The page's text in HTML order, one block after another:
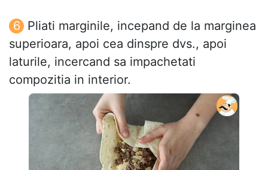
Pliati marginile, incepand de la marginea
superioara, apoi cea dinspre dvs., apoi
laturile, incercand sa impachetati
compozitia in interior.